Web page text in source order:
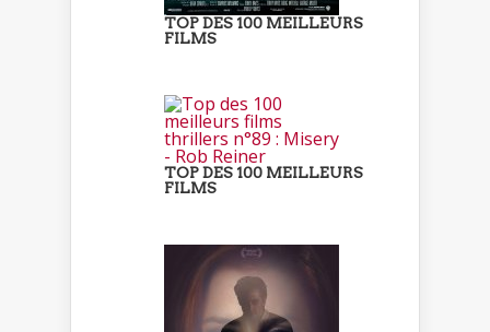
TOP DES 100 MEILLEURS
FILMS
TOP DES 100 MEILLEURS
FILMS